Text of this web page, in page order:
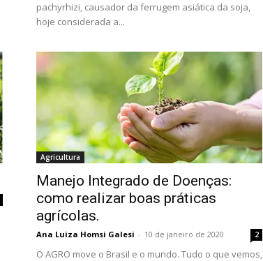
pachyrhizi, causador da ferrugem asiática da soja,
hoje considerada a...
Agricultura
Manejo Integrado de Doenças:
como realizar boas práticas
agrícolas.
Ana Luiza Homsi Galesi - 10 de janeiro de 2020 2
O AGRO move o Brasil e o mundo. Tudo o que vemos,